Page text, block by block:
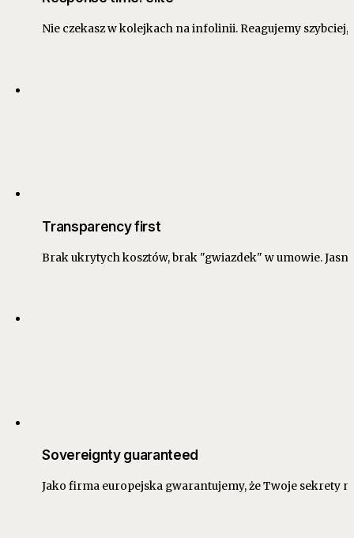
Nie czekasz w kolejkach na infolinii. Reagujemy szybciej,
Transparency first
Brak ukrytych kosztów, brak "gwiazdek" w umowie.
Sovereignty guaranteed
Jako firma europejska gwarantujemy, że Twoje sekrety